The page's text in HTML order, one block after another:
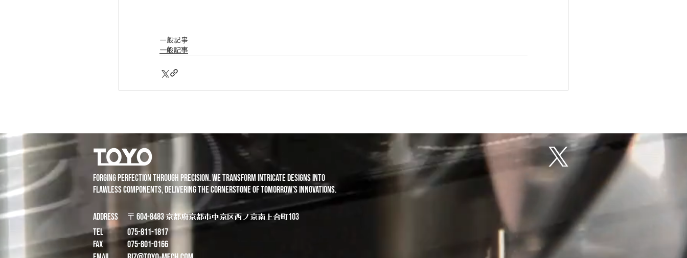
一般記事
一般記事
Forging perfection through precision. We transform intricate designs into
flawless components, delivering the cornerstone of tomorrow's innovations.
ADDRESS 〒604-8483京都府京都市中京区西ノ京南上合町103
TEL
075-811-1817
FAX
​075-801-0166